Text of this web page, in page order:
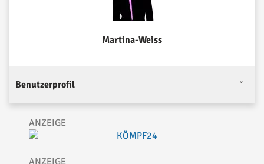
Martina-Weiss
Benutzerprofil